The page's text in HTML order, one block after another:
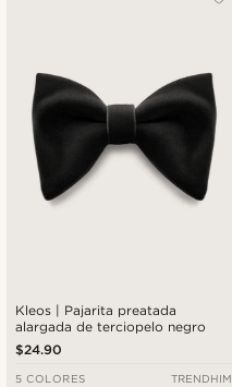
Kleos | Pajarita preatada
alargada de terciopelo negro
$24.90
5 COLORES TRENDHIM